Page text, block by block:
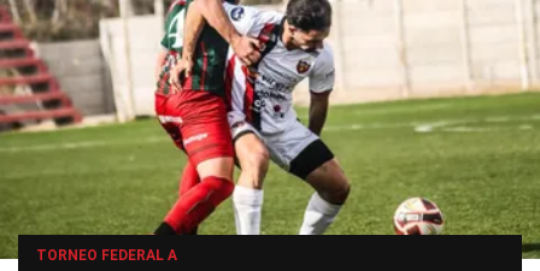
TORNEO FEDERAL A